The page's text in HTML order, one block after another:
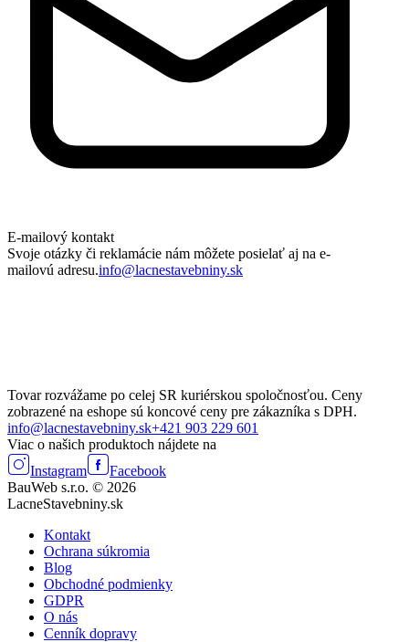
E-mailový kontakt
Svoje otázky či reklamácie nám môžete posielať aj na e-
mailovú adresu.info@lacnestavebniny.sk
Tovar rozvážame po celej SR kuriérskou spoločnosťou. Ceny
zobrazené na eshope sú koncové ceny pre zákazníka s DPH.
info@lacnestavebniny.sk+421 903 229 601
Viac o našich produktoch nájdete na
Instagram
Facebook
BauWeb s.r.o. © 2026
LacneStavebniny.sk
Kontakt
Ochrana súkromia
Blog
Obchodné podmienky
GDPR
O nás
Cenník dopravy